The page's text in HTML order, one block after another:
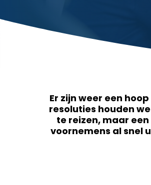
Er zijn weer een
resoluties houden
te reizen, maar
voornemens al snel